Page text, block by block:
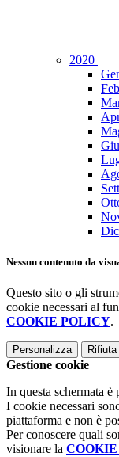
2020
Nessun contenuto da
Questo sito o gli
cookie necessari al
COOKIE POLICY.
Personalizza
Gestione cookie
In questa schermata
I cookie necessari
piattaforma e non è
Per conoscere quali
visionare la